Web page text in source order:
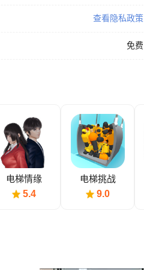
查看隐私政策
免费
电梯情缘
5.4
电梯挑战
9.0